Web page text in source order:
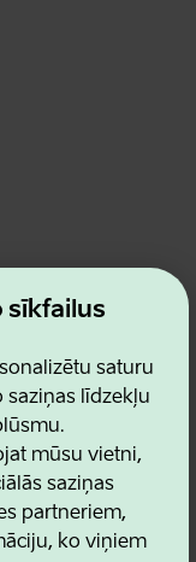
sīkfailus
saturu
saziņas līdzekļu
mūsu vietni,
saziņas
partneriem,
ko viņiem